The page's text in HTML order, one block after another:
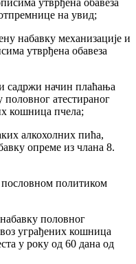
на увид;
набавку механизације и
утврђена обавеза
садржи начин плаћања
половног атестираног
кошница пчела;
алкохолних пића,
опреме из члана 8.
пословном политиком
половног
уграђених кошница
у року од 60 дана од